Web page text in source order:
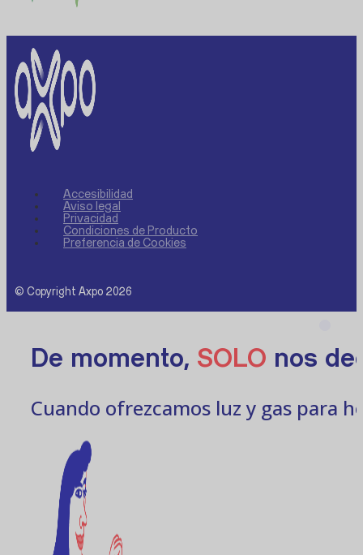
Accesibilidad
Aviso legal
Privacidad
Condiciones de Producto
Preferencia de Cookies
© Copyright Axpo 2026
De momento, SOLO nos
Cuando ofrezcamos luz y gas para